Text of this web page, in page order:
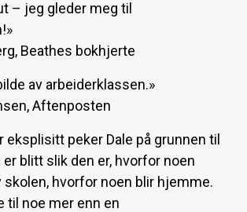
– jeg gleder meg til
Beathes bokhjerte
av arbeiderklassen.»
Aftenposten
eksplisitt peker Dale på grunnen til
er blitt slik den er, hvorfor noen
skolen, hvorfor noen blir hjemme.
til noe mer enn en